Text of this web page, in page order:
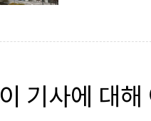
이 기사에 대